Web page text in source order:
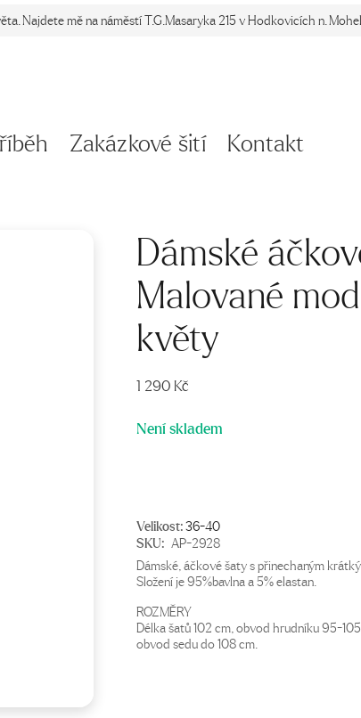
Najdete mě na náměstí T.G.Masaryka 215 v Hodkovicích n.
Zakázkové šití Kontakt
Dámské
Malované
květy
1 290 Kč
Není skladem
Velikost:36-40
SKU: AP-2928
Dámské, áčkové šaty s přinechaným
Složení je 95%bavlna a 5% elastan.
ROZMĚRY
Délka šatů 102 cm, obvod hrudníku 95-
obvod sedu do 108 cm.